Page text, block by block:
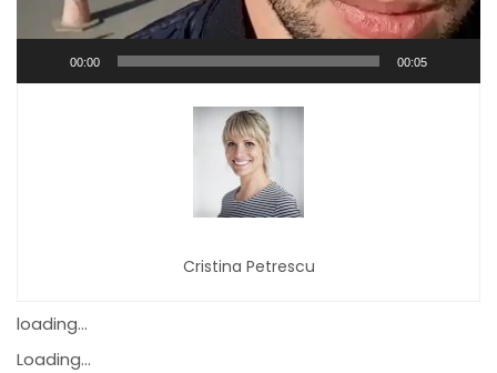
00:00 00:05
Cristina Petrescu
loading...
Loading...